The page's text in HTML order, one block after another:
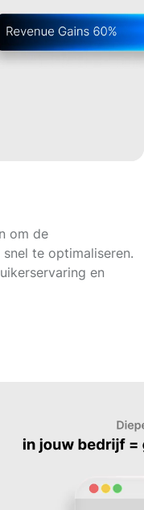
om de
te optimaliseren.
en